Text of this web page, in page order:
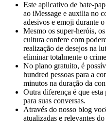
Este aplicativo de bate-
ao iMessage e auxilia no
adesivos e emoji durante
Mesmo os super-heróis,
cultura confere com
realização de desejos na
eliminar totalmente o
No plano gratuito, é
hundred pessoas para a
minutos na duração da
Outra diferença é que
para suas conversas.
Através do nosso blog
atualizadas e relevantes